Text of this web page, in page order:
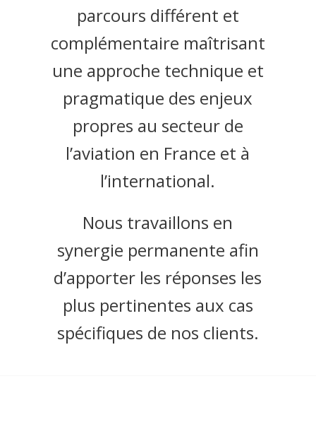
parcours différent et
complémentaire maîtrisant
une approche technique et
pragmatique des enjeux
propres au secteur de
l’aviation en France et à
l’international.
Nous travaillons en
synergie permanente afin
d’apporter les réponses les
plus pertinentes aux cas
spécifiques de nos clients.